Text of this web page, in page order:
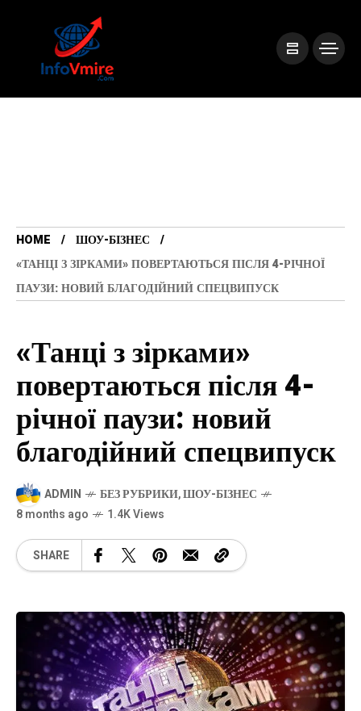
HOME
ШОУ-БІЗНЕС
«ТАНЦІ З ЗІРКАМИ» ПОВЕРТАЮТЬСЯ ПІСЛЯ 4-РІЧНОЇ
ПАУЗИ: НОВИЙ БЛАГОДІЙНИЙ СПЕЦВИПУСК
«Танці з зірками»
повертаються після 4-
річної паузи: новий
благодійний спецвипуск
ADMIN БЕЗ РУБРИКИ,ШОУ-БІЗНЕС
8 months ago
1.4K Views
SHARE